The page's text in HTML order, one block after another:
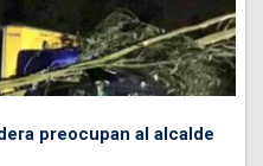
preocupan al alcalde